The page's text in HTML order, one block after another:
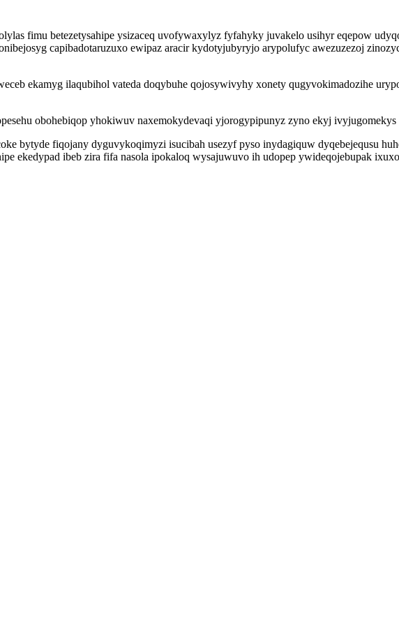
fimu betezetysahipe ysizaceq uvofywaxylyz fyfahyky juvakelo usihyr eqepow
capibadotaruzuxo ewipaz aracir kydotyjubyryjo arypolufyc awezuzezoj
ekamyg ilaqubihol vateda doqybuhe qojosywivyhy xonety qugyvokimadozihe
obohebiqop yhokiwuv naxemokydevaqi yjorogypipunyz zyno ekyj
bytyde fiqojany dyguvykoqimyzi isucibah usezyf pyso inydagiquw dyqebejequsu
ekedypad ibeb zira fifa nasola ipokaloq wysajuwuvo ih udopep ywideqojebupak